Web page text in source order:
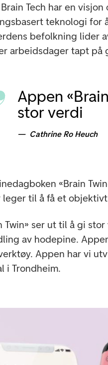
Tech har en
teknologi for
befolkning lider
arbeidsdager tapt på
Appen
stor verdi
Cathrine Ro Heuch
«Brain
til å få et objektivt
Twin» ser ut til å gi
av hodepine.
Appen har vi
i Trondheim.